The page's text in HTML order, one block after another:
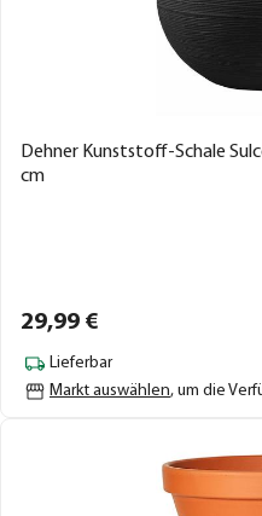
Dehner Kunststoff-Schale
cm
29,99 €
Lieferbar
Markt auswählen, um die